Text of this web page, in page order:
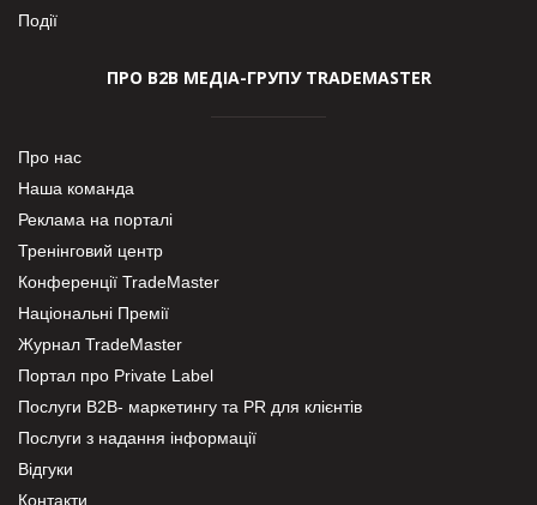
Події
ПРО В2В МЕДІА-ГРУПУ TRADEMASTER
Про нас
Наша команда
Реклама на порталі
Тренінговий центр
Конференції TradeMaster
Національні Премії
Журнал TradeMaster
Портал про Private Label
Послуги В2В- маркетингу та PR для клієнтів
Послуги з надання інформації
Відгуки
Контакти